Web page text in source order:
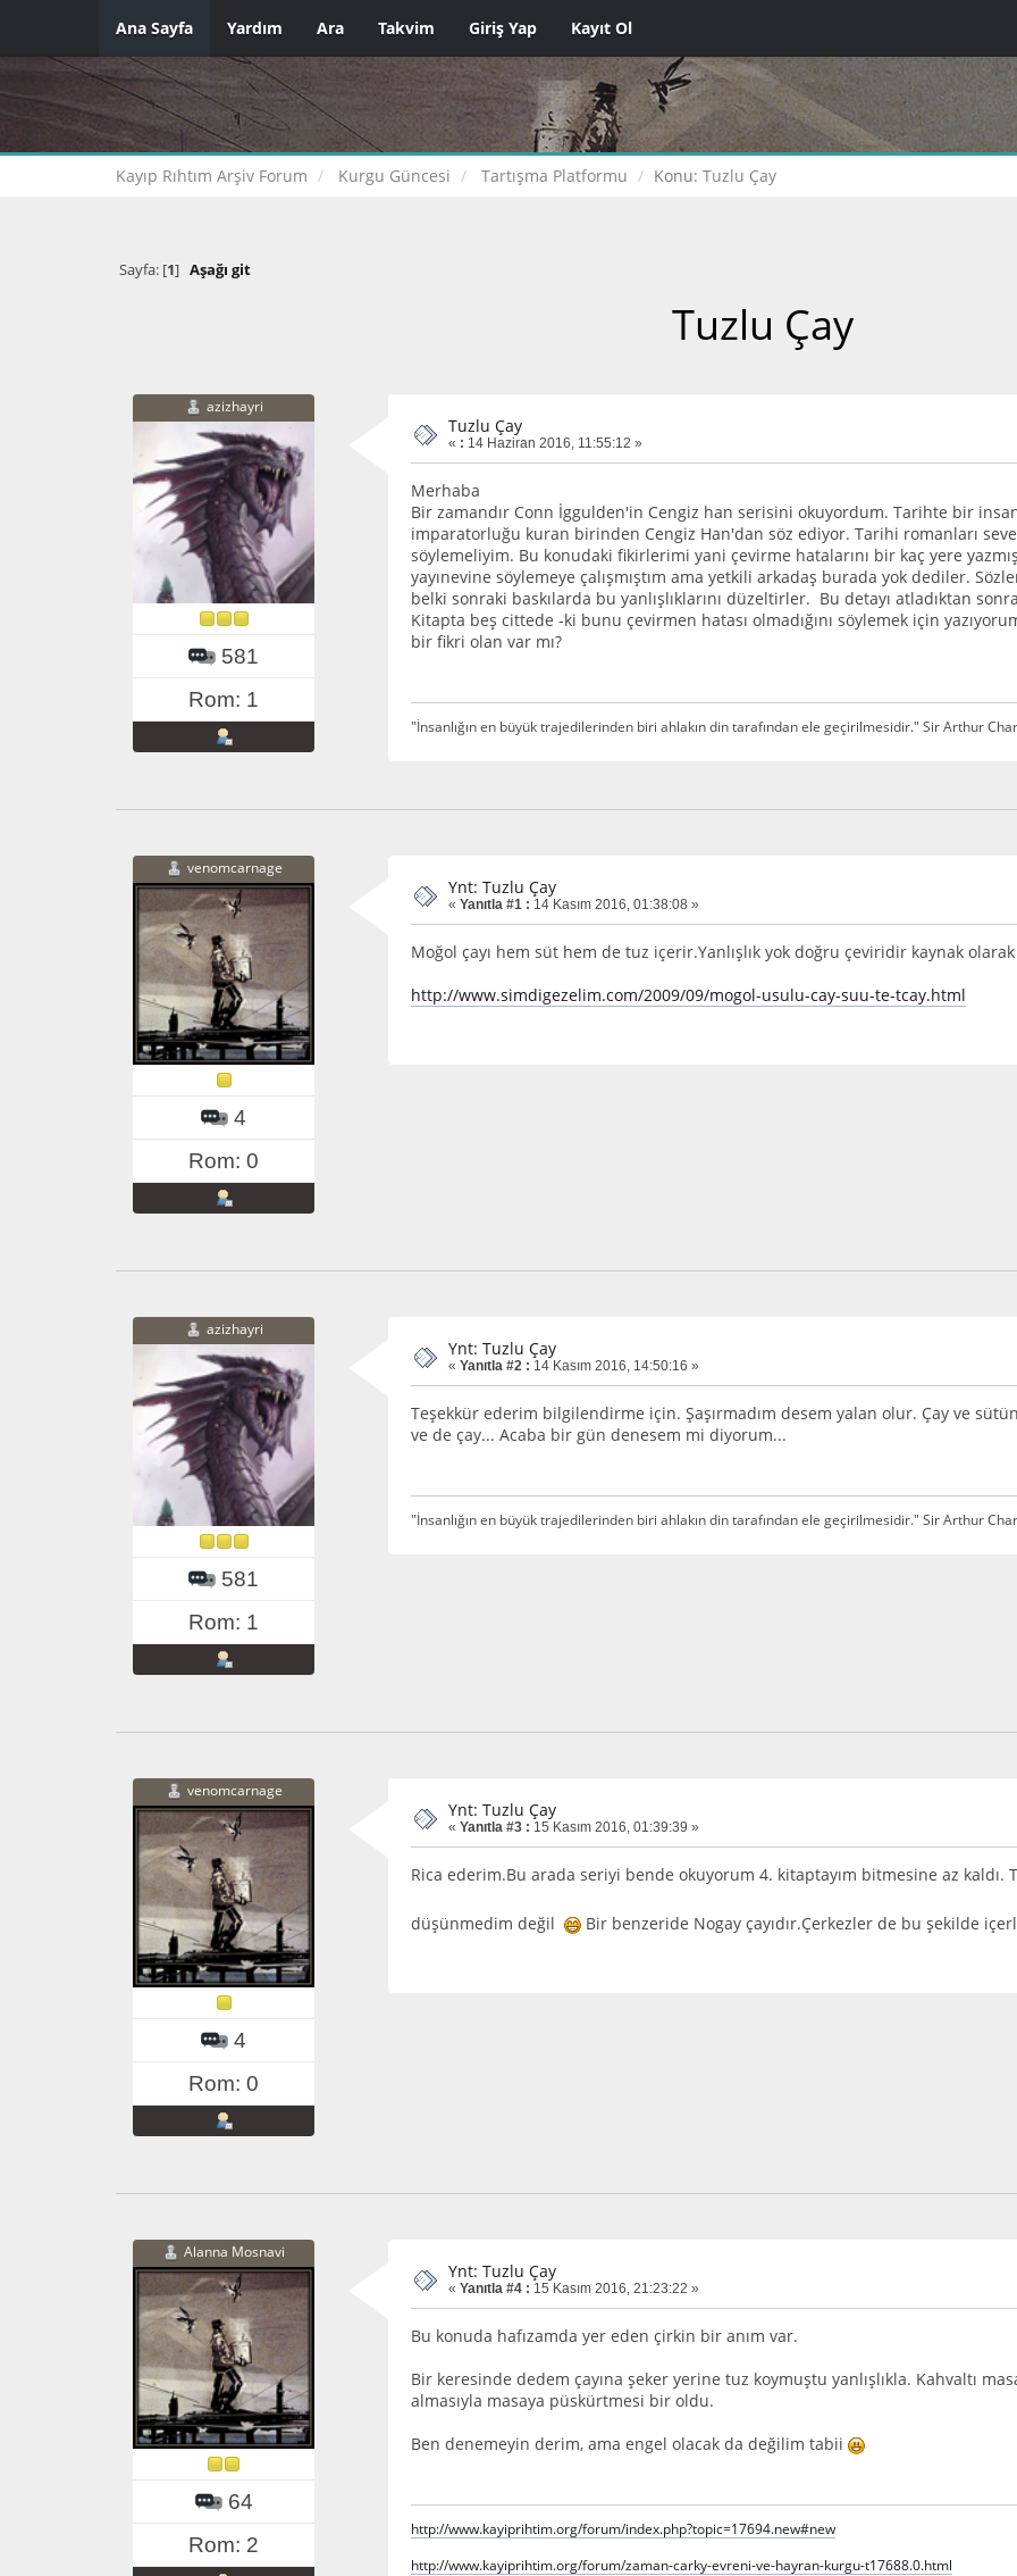
Ana Sayfa Yardım Ara Takvim Giriş Yap Kayıt Ol
Kayıp Rıhtım Arşiv Forum Kurgu Güncesi Tartışma Platformu Konu: Tuzlu Çay
Sayfa: [1] Aşağı git
Tuzlu Çay
azizhayri
581
Rom: 1
Tuzlu Çay
« : 14 Haziran 2016, 11:55:12 »
Merhaba
Bir zamandır Conn İggulden'in Cengiz han serisini okuyordum. Tarihte bir
imparatorluğu kuran birinden Cengiz Han'dan söz ediyor. Tarihi romanları
söylemeliyim. Bu konudaki fikirlerimi yani çevirme hatalarını bir kaç yere
yayınevine söylemeye çalışmıştım ama yetkili arkadaş burada yok dediler.
belki sonraki baskılarda bu yanlışlıklarını düzeltirler. Bu detayı atladıktan
Kitapta beş cittede -ki bunu çevirmen hatası olmadığını söylemek için
bir fikri olan var mı?
"İnsanlığın en büyük trajedilerinden biri ahlakın din tarafından ele geçirilmesidir." Sir Arthur
venomcarnage
4
Rom: 0
Ynt: Tuzlu Çay
« Yanıtla #1 : 14 Kasım 2016, 01:38:08 »
Moğol çayı hem süt hem de tuz içerir.Yanlışlık yok doğru çeviridir kaynak
http://www.simdigezelim.com/2009/09/mogol-usulu-cay-suu-te-tcay.html
azizhayri
581
Rom: 1
Ynt: Tuzlu Çay
« Yanıtla #2 : 14 Kasım 2016, 14:50:16 »
Teşekkür ederim bilgilendirme için. Şaşırmadım desem yalan olur. Çay ve
ve de çay... Acaba bir gün denesem mi diyorum...
"İnsanlığın en büyük trajedilerinden biri ahlakın din tarafından ele geçirilmesidir." Sir Arthur
venomcarnage
4
Rom: 0
Ynt: Tuzlu Çay
« Yanıtla #3 : 15 Kasım 2016, 01:39:39 »
Rica ederim.Bu arada seriyi bende okuyorum 4. kitaptayım bitmesine az kaldı.
düşünmedim değil Bir benzeride Nogay çayıdır.Çerkezler de bu şekilde
Alanna Mosnavi
64
Rom: 2
Ynt: Tuzlu Çay
« Yanıtla #4 : 15 Kasım 2016, 21:23:22 »
Bu konuda hafızamda yer eden çirkin bir anım var.
Bir keresinde dedem çayına şeker yerine tuz koymuştu yanlışlıkla. Kahvaltı
almasıyla masaya püskürtmesi bir oldu.
Ben denemeyin derim, ama engel olacak da değilim tabii
http://www.kayiprihtim.org/forum/index.php?topic=17694.new#new
http://www.kayiprihtim.org/forum/zaman-carky-evreni-ve-hayran-kurgu-t17688.0.html